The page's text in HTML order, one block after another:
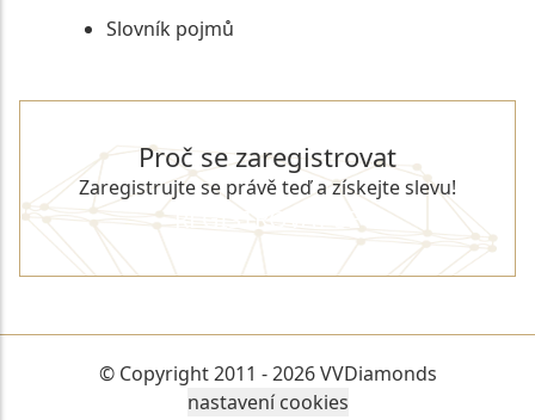
Slovník pojmů
Proč se zaregistrovat
Zaregistrujte se právě teď a získejte slevu!
REGISTROVAT SE
© Copyright 2011 - 2026 VVDiamonds
nastavení cookies